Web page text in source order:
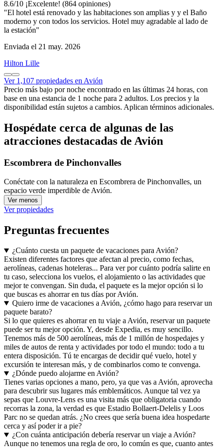
8.6/10 ¡Excelente! (864 opiniones)
"El hotel está renovado y las habitaciones son amplias y y el Baño
moderno y con todos los servicios. Hotel muy agradable al lado de
la estación"
Enviada el 21 may. 2026
Hilton Lille
Ver 1,107 propiedades en Avión
Precio más bajo por noche encontrado en las últimas 24 horas, con
base en una estancia de 1 noche para 2 adultos. Los precios y la
disponibilidad están sujetos a cambios. Aplican términos adicionales.
Hospédate cerca de algunas de las
atracciones destacadas de Avión
Escombrera de Pinchonvalles
Conéctate con la naturaleza en Escombrera de Pinchonvalles, un
espacio verde imperdible de Avión.
Ver menos
Ver propiedades
Preguntas frecuentes
¿Cuánto cuesta un paquete de vacaciones para Avión?
Existen diferentes factores que afectan al precio, como fechas,
aerolíneas, cadenas hoteleras... Para ver por cuánto podría salirte en
tu caso, selecciona los vuelos, el alojamiento o las actividades que
mejor te convengan. Sin duda, el paquete es la mejor opción si lo
que buscas es ahorrar en tus días por Avión.
Quiero irme de vacaciones a Avión, ¿cómo hago para reservar un
paquete barato?
Si lo que quieres es ahorrar en tu viaje a Avión, reservar un paquete
puede ser tu mejor opción. Y, desde Expedia, es muy sencillo.
Tenemos más de 500 aerolíneas, más de 1 millón de hospedajes y
miles de autos de renta y actividades por todo el mundo: todo a tu
entera disposición. Tú te encargas de decidir qué vuelo, hotel y
excursión te interesan más, y de combinarlos como te convenga.
¿Dónde puedo alojarme en Avión?
Tienes varias opciones a mano, pero, ya que vas a Avión, aprovecha
para descubrir sus lugares más emblemáticos. Aunque tal vez ya
sepas que Louvre-Lens es una visita más que obligatoria cuando
recorras la zona, la verdad es que Estadio Bollaert-Delelis y Loos
Parc no se quedan atrás. ¿No crees que sería buena idea hospedarte
cerca y así poder ir a pie?
¿Con cuánta anticipación debería reservar un viaje a Avión?
Aunque no tenemos una regla de oro, lo común es que, cuanto antes